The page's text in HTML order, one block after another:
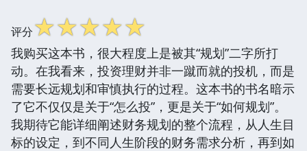
评分☆☆☆☆☆
我购买这本书，很大程度上是被其“规划”二字所打
动。在我看来，投资理财并非一蹴而就的投机，而是
需要长远规划和审慎执行的过程。这本书的书名暗示
了它不仅仅是关于“怎么投”，更是关于“如何规划”。
我期待它能详细阐述财务规划的整个流程，从人生目
标的设定，到不同人生阶段的财务需求分析，再到如